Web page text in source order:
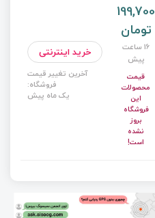
199,700
تومان
16 ساعت
پیش
قیمت
محصولات
این
فروشگاه
بروز
نشده
است!
خرید اینترنتی
آخرین تغییر قیمت
فروشگاه:
یک ماه پیش